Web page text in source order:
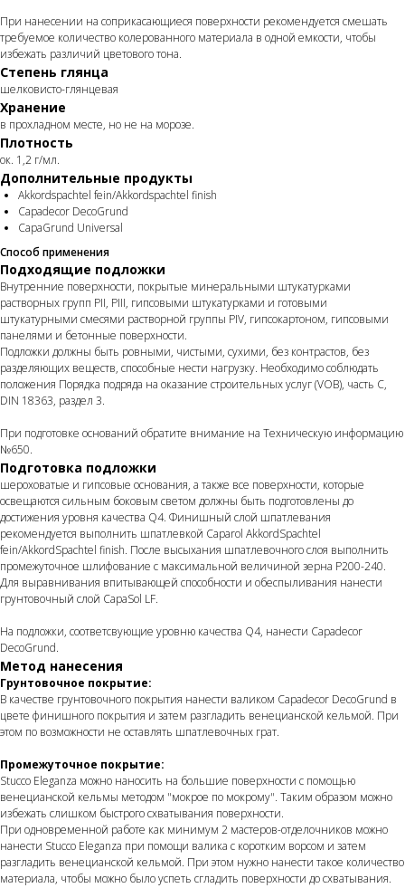
При нанесении на соприкасающиеся поверхности рекомендуется смешать
требуемое количество колерованного материала в одной емкости, чтобы
избежать различий цветового тона.
Степень глянца
шелковисто-глянцевая
Хранение
в прохладном месте, но не на морозе.
Плотность
ок. 1,2 г/мл.
Дополнительные продукты
Akkordspachtel fein/Akkordspachtel finish
Capadecor DecoGrund
CapaGrund Universal
Способ применения
Подходящие подложки
Внутренние поверхности, покрытые минеральными штукатурками
растворных групп PII, PIII, гипсовыми штукатурками и готовыми
штукатурными смесями растворной группы PIV, гипсокартоном, гипсовыми
панелями и бетонные поверхности.
Подложки должны быть ровными, чистыми, сухими, без контрастов, без
разделяющих веществ, способные нести нагрузку. Необходимо соблюдать
положения Порядка подряда на оказание строительных услуг (VOB), часть C,
DIN 18363, раздел 3.
При подготовке оснований обратите внимание на Техническую информацию
№650.
Подготовка подложки
шероховатые и гипсовые основания, а также все поверхности, которые
освещаются сильным боковым светом должны быть подготовлены до
достижения уровня качества Q4. Финишный слой шпатлевания
рекомендуется выполнить шпатлевкой Caparol AkkordSpachtel
fein/AkkordSpachtel finish. После высыхания шпатлевочного слоя выполнить
промежуточное шлифование с максимальной величиной зерна P200-240.
Для выравнивания впитывающей способности и обеспыливания нанести
грунтовочный слой CapaSol LF.
На подложки, соответсвующие уровню качества Q4, нанести Capadecor
DecoGrund.
Метод нанесения
Грунтовочное покрытие:
В качестве грунтовочного покрытия нанести валиком Capadecor DecoGrund в
цвете финишного покрытия и затем разгладить венецианской кельмой. При
этом по возможности не оставлять шпатлевочных грат.
Промежуточное покрытие:
Stucco Eleganza можно наносить на большие поверхности с помощью
венецианской кельмы методом "мокрое по мокрому". Таким образом можно
избежать слишком быстрого схватывания поверхности.
При одновременной работе как минимум 2 мастеров-отделочников можно
нанести Stucco Eleganza при помощи валика с коротким ворсом и затем
разгладить венецианской кельмой. При этом нужно нанести такое количество
материала, чтобы можно было успеть сгладить поверхности до схватывания.